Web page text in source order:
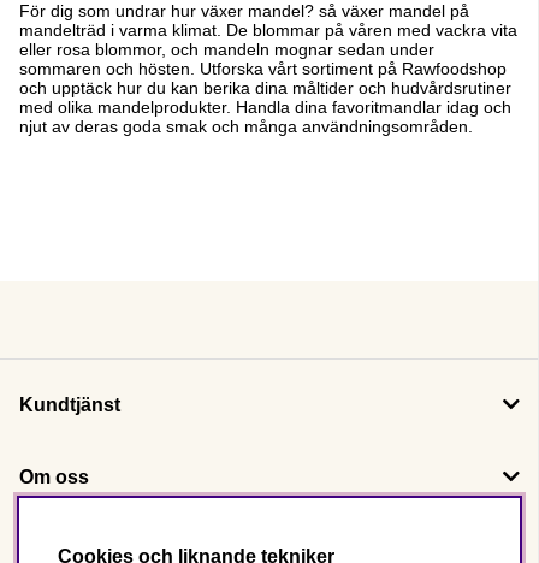
För dig som undrar hur växer mandel? så växer mandel på
mandelträd i varma klimat. De blommar på våren med vackra vita
eller rosa blommor, och mandeln mognar sedan under
sommaren och hösten. Utforska vårt sortiment på Rawfoodshop
och upptäck hur du kan berika dina måltider och hudvårdsrutiner
med olika mandelprodukter. Handla dina favoritmandlar idag och
njut av deras goda smak och många användningsområden.
Kundtjänst
Om oss
Följ oss
Cookies och liknande tekniker